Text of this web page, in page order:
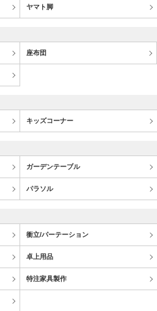
ヤマト脚
座布団
キッズコーナー
ガーデンテーブル
パラソル
衝立/パーテーション
卓上用品
特注家具製作